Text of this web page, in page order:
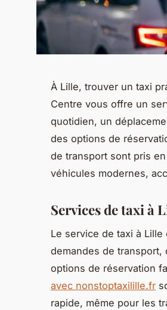
À Lille, trouver un taxi
Centre vous offre un
quotidien, un
des options de
de transport sont pris
véhicules modernes,
Services de taxi à
Le service de taxi à
demandes de transport,
options de réservation
avec nonstoptaxilille.fr
rapide, même pour les